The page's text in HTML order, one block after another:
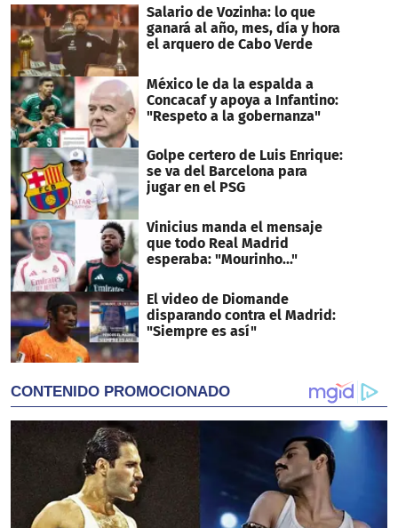
Salario de Vozinha: lo que
ganará al año, mes, día y hora
el arquero de Cabo Verde
México le da la espalda a
Concacaf y apoya a Infantino:
"Respeto a la gobernanza"
Golpe certero de Luis Enrique:
se va del Barcelona para
jugar en el PSG
Vinicius manda el mensaje
que todo Real Madrid
esperaba: "Mourinho..."
El video de Diomande
disparando contra el Madrid:
"Siempre es así"